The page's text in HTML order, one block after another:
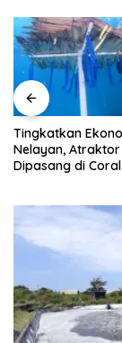
PDKT Danau
Pendekatan
untuk